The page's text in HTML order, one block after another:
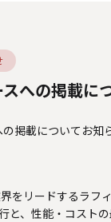
からの評価
への掲載に
掲載についてお知
をリードするラフ
と、性能・コスト